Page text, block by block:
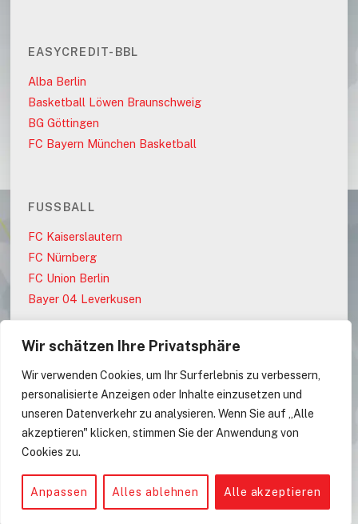
Wir schätzen Ihre Privatsphäre
Wir verwenden Cookies, um Ihr Surferlebnis zu verbessern,
personalisierte Anzeigen oder Inhalte einzusetzen und
unseren Datenverkehr zu analysieren. Wenn Sie auf „Alle
akzeptieren" klicken, stimmen Sie der Anwendung von
Cookies zu.
Anpassen Alles ablehnen Alle akzeptieren
EASYCREDIT-BBL
Alba Berlin
Basketball Löwen Braunschweig
BG Göttingen
FC Bayern München Basketball
FUSSBALL
FC Kaiserslautern
FC Nürnberg
FC Union Berlin
Bayer 04 Leverkusen
AfD
CDU
CDU/CSU
CSU